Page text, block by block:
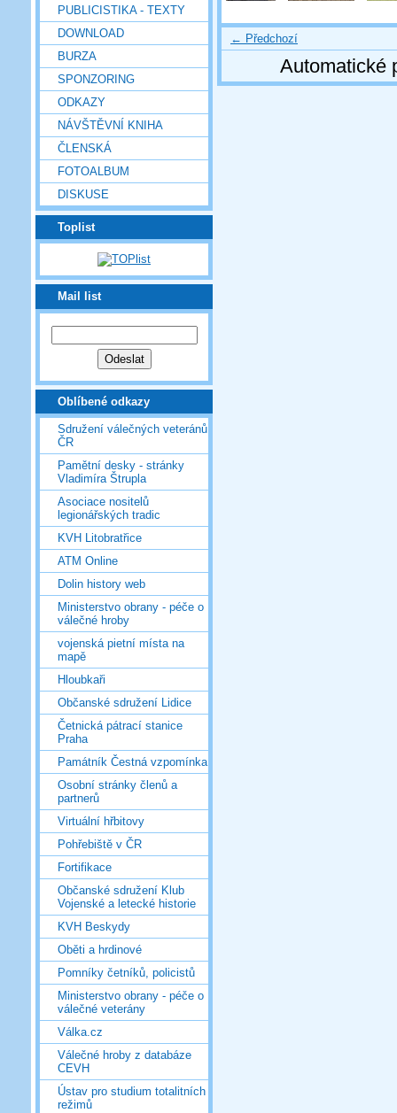
PUBLICISTIKA - TEXTY
DOWNLOAD
BURZA
SPONZORING
ODKAZY
NÁVŠTĚVNÍ KNIHA
ČLENSKÁ
FOTOALBUM
DISKUSE
Toplist
Mail list
Oblíbené odkazy
Sdružení válečných veteránů
ČR
Pamětní desky - stránky
Vladimíra Štrupla
Asociace nositelů
legionářských tradic
KVH Litobratřice
ATM Online
Dolin history web
Ministerstvo obrany - péče o
válečné hroby
vojenská pietní místa na
mapě
Hloubkaři
Občanské sdružení Lidice
Četnická pátrací stanice
Praha
Památník Čestná vzpomínka
Osobní stránky členů a
partnerů
Virtuální hřbitovy
Pohřebiště v ČR
Fortifikace
Občanské sdružení Klub
Vojenské a letecké historie
KVH Beskydy
Oběti a hrdinové
Pomníky četníků, policistů
Ministerstvo obrany - péče o
válečné veterány
Válka.cz
Válečné hroby z databáze
CEVH
Ústav pro studium totalitních
režimů
← Předchozí
Automatické